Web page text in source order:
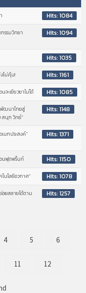
Hits: 1084
รรมวิทยา
Hits: 1094
Hits: 1035
ไม่คุ้น! Hits: 1161
ะเยียวยาไม่ได้ Hits: 1085
พัฒนาไทยสู่
สนุก วิทย์”
Hits: 1148
นกประสงค์"
Hits: 1371
อนฟุตพริ้นท์ Hits: 1150
โนโลยีอวกาศ" Hits: 1078
อยสลายได้ตาม
Hits: 1257
4 5 6
11 12